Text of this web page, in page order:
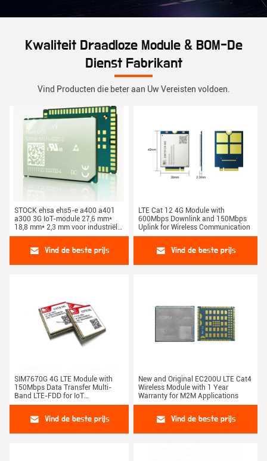
Kwaliteit Draadloze Module & BOM-De
Dienst Fabrikant
Vind Producten die beter aan Uw Vereisten voldoen.
STOCK ehsa ehs5-e a400 a401
a300 3G IoT-module 27,6 mm*
18,8 mm* 2,3 mm voor industriële
toepassingen
Vind de beste prijs
LTE Cat 12 4G Module with
600Mbps Downlink and 150Mbps
Uplink for Wireless Communication
Vind de beste prijs
SIM7670G 4G LTE Module with
150Mbps Data Transfer Multi-
Band LTE-FDD for IoT
Applications in LGA Package
Vind de beste prijs
New and Original EC200U LTE Cat4
Wireless Module with 1 Year
Warranty for M2M Applications
Vind de beste prijs